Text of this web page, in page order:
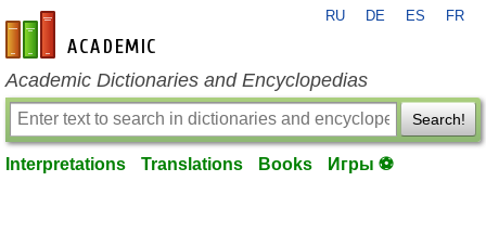
en-academic.com
RU DE ES FR
Academic Dictionaries and Encyclopedias
Search!
Interpretations Translations Books Игры ⚽